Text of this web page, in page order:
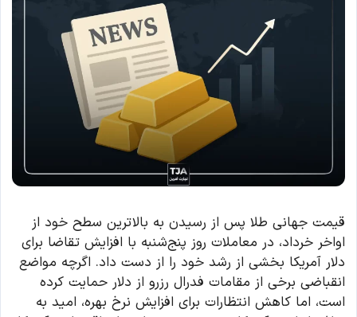
قیمت جهانی طلا پس از رسیدن به بالاترین سطح خود از
اواخر خرداد، در معاملات روز پنج‌شنبه با افزایش تقاضا برای
دلار آمریکا بخشی از رشد خود را از دست داد. اگرچه مواضع
انقباضی برخی از مقامات فدرال رزرو از دلار حمایت کرده
است، اما کاهش انتظارات برای افزایش نرخ بهره، امید به